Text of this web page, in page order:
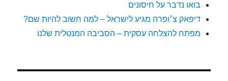
בואו נדבר על חיסונים
דיפאק צ׳ופרה מגיע לישראל – למה חשוב להיות שם?
מפתח להצלחה עסקית – הסביבה המנטלית שלנו